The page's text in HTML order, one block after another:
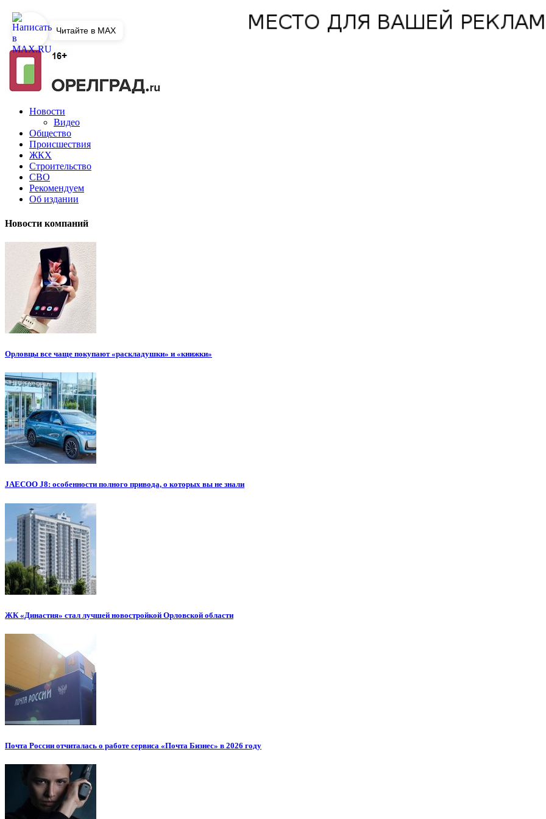
Новости
Видео
Общество
Происшествия
ЖКХ
Строительство
СВО
Рекомендуем
Об издании
Новости компаний
Орловцы все чаще покупают «раскладушки» и «книжки»
JAECOO J8: особенности полного привода, о которых вы не знали
ЖК «Династия» стал лучшей новостройкой Орловской области
Почта России отчиталась о работе сервиса «Почта Бизнес» в 2026 году
Читайте в MAX